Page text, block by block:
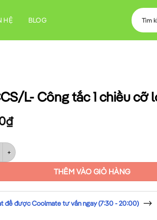
HỆ BLOG
Tìm
kiếm:
L- Công tắc 1 chiều cỡ
₫
Công tắc 1 chiều cỡ lớn số lượng
THÊM VÀO GIỎ HÀNG
để được Coolmate tư vấn ngay (7:30 - 20:00)